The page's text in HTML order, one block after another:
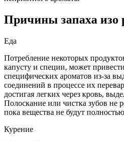
Причины запаха изо
Еда
Потребление некоторых
капусту и специи, может
специфических ароматов из-за
соединений в процессе их
достигая легких через кровь,
Полоскание или чистка зубов не
пока вещества не будут
Курение